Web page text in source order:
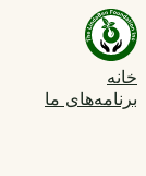
خانه
برنامه‌های ما